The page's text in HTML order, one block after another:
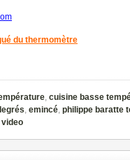
du thermomètre
, cuisine basse
, emincé, philippe baratte
video